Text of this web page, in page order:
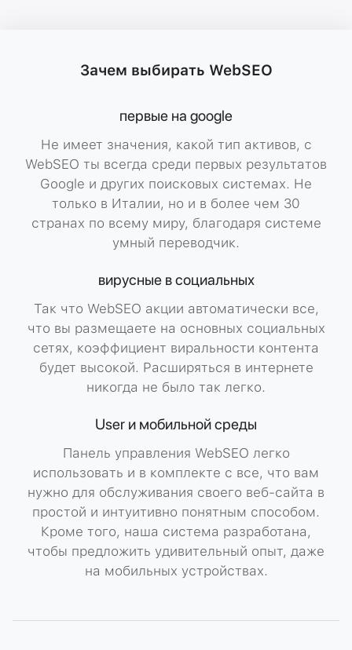
Image
Gallery
Зачем выбирать WebSEO
первые на google
Не имеет значения, какой тип активов, с
WebSEO ты всегда среди первых результатов
Google и других поисковых системах. Не
только в Италии, но и в более чем 30
странах по всему миру, благодаря системе
умный переводчик.
вирусные в социальных
Так что WebSEO акции автоматически все,
что вы размещаете на основных социальных
сетях, коэффициент виральности контента
будет высокой. Расширяться в интернете
никогда не было так легко.
User и мобильной среды
Панель управления WebSEO легко
использовать и в комплекте с все, что вам
нужно для обслуживания своего веб-сайта в
простой и интуитивно понятным способом.
Кроме того, наша система разработана,
чтобы предложить удивительный опыт, даже
на мобильных устройствах.